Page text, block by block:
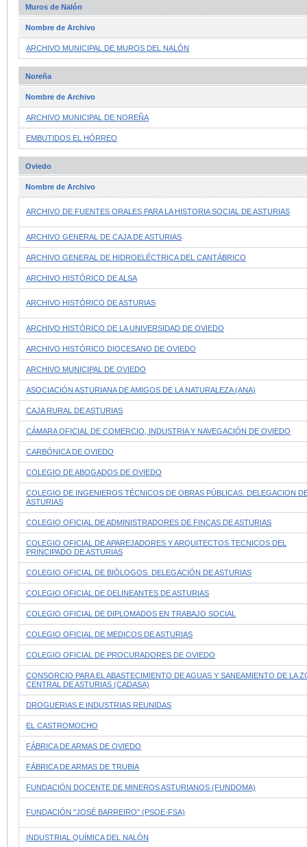
Muros de Nalón
Nombre de Archivo
ARCHIVO MUNICIPAL DE MUROS DEL NALÓN
Noreña
Nombre de Archivo
ARCHIVO MUNICIPAL DE NOREÑA
EMBUTIDOS EL HÓRREO
Oviedo
Nombre de Archivo
ARCHIVO DE FUENTES ORALES PARA LA HISTORIA SOCIAL DE ASTURIAS
ARCHIVO GENERAL DE CAJA DE ASTURIAS
ARCHIVO GENERAL DE HIDROELÉCTRICA DEL CANTÁBRICO
ARCHIVO HISTÓRICO DE ALSA
ARCHIVO HISTÓRICO DE ASTURIAS
ARCHIVO HISTÓRICO DE LA UNIVERSIDAD DE OVIEDO
ARCHIVO HISTÓRICO DIOCESANO DE OVIEDO
ARCHIVO MUNICIPAL DE OVIEDO
ASOCIACIÓN ASTURIANA DE AMIGOS DE LA NATURALEZA (ANA)
CAJA RURAL DE ASTURIAS
CÁMARA OFICIAL DE COMERCIO, INDUSTRIA Y NAVEGACIÓN DE OVIEDO
CARBÓNICA DE OVIEDO
COLEGIO DE ABOGADOS DE OVIEDO
COLEGIO DE INGENIEROS TÉCNICOS DE OBRAS PÚBLICAS. DELEGACION
ASTURIAS
COLEGIO OFICIAL DE ADMINISTRADORES DE FINCAS DE ASTURIAS
COLEGIO OFICIAL DE APAREJADORES Y ARQUITECTOS TECNICOS DEL
PRINCIPADO DE ASTURIAS
COLEGIO OFICIAL DE BIÓLOGOS. DELEGACIÓN DE ASTURIAS
COLEGIO OFICIAL DE DELINEANTES DE ASTURIAS
COLEGIO OFICIAL DE DIPLOMADOS EN TRABAJO SOCIAL
COLEGIO OFICIAL DE MEDICOS DE ASTURIAS
COLEGIO OFICIAL DE PROCURADORES DE OVIEDO
CONSORCIO PARA EL ABASTECIMIENTO DE AGUAS Y SANEAMIENTO DE LA
CENTRAL DE ASTURIAS (CADASA)
DROGUERIAS E INDUSTRIAS REUNIDAS
EL CASTROMOCHO
FÁBRICA DE ARMAS DE OVIEDO
FÁBRICA DE ARMAS DE TRUBIA
FUNDACIÓN DOCENTE DE MINEROS ASTURIANOS (FUNDOMA)
FUNDACIÓN "JOSÉ BARREIRO" (PSOE-FSA)
INDUSTRIAL QUÍMICA DEL NALÓN